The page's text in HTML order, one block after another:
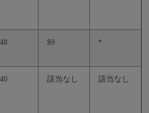
$9 *
該当なし 該当なし